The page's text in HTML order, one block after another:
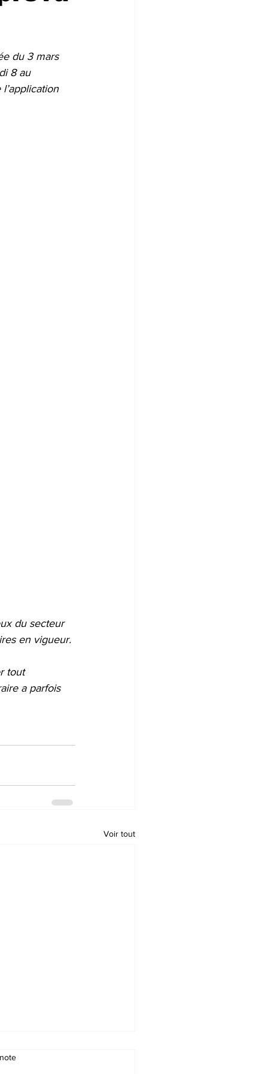
du 3 mars
8 au
du secteur
en vigueur.
tout
a parfois
Voir tout